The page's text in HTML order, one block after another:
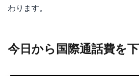
わります。
今日から国際通話費を